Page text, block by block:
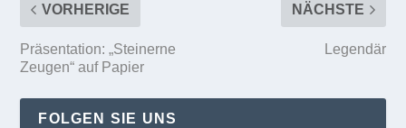
VORHERIGE
Präsentation: „Steinerne
Zeugen“ auf Papier
NÄCHSTE
Legendär
FOLGEN SIE UNS